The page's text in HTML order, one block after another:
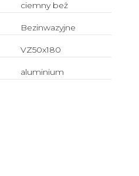
ciemny beż
Bezinwazyjne
VZ50x180
aluminium